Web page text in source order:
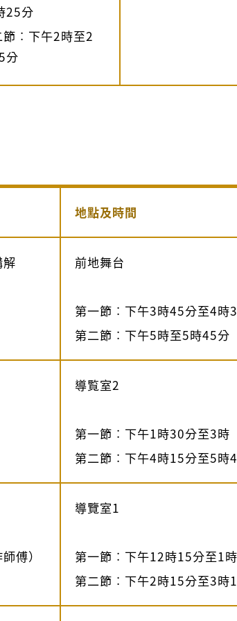
25分
節︰下午2時至2
分
地點及時間
前地舞台
第一節︰下午3時45分至4時
第二節︰下午5時至5時45分
導覧室2
第一節︰下午1時30分至3時
第二節︰下午4時15分至5時
傅）
導覽室1
第一節︰下午12時15分至1
第二節︰下午2時15分至3時